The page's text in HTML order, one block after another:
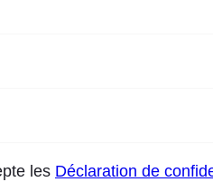
les Déclaration de